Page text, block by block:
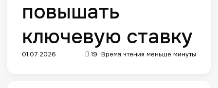
повышать
ключевую ставку
01.07.2026 19 Время чтения меньше минуты